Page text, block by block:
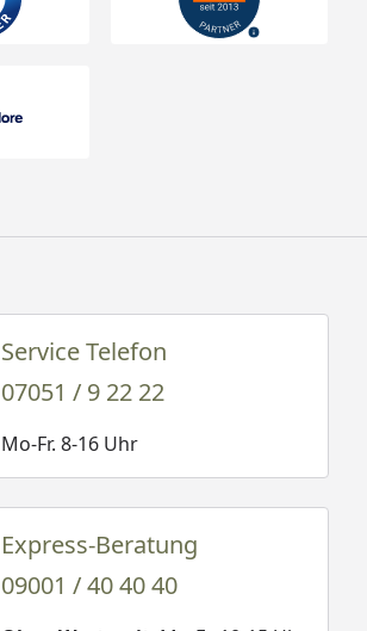
Service Telefon
07051 / 9 22 22
Mo-Fr. 8-16 Uhr
Express-Beratung
09001 / 40 40 40